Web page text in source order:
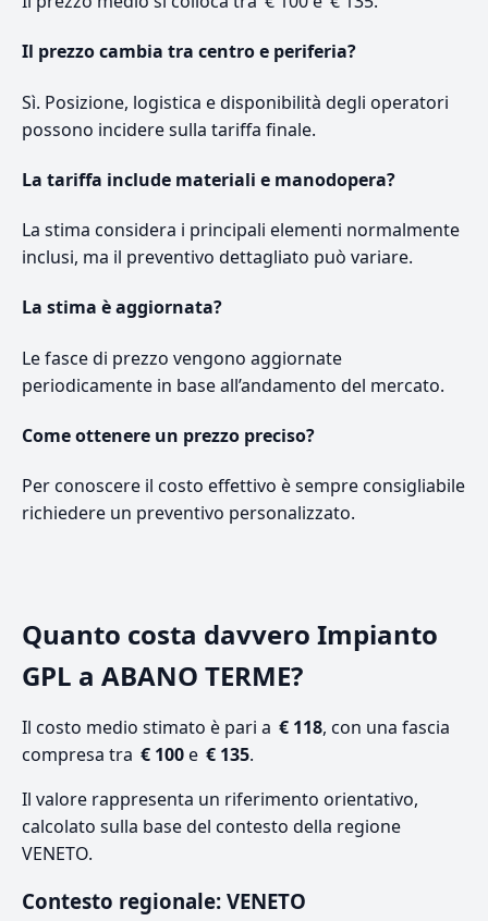
Il prezzo cambia tra centro e periferia?
Sì. Posizione, logistica e disponibilità degli operatori
possono incidere sulla tariffa finale.
La tariffa include materiali e manodopera?
La stima considera i principali elementi normalmente
inclusi, ma il preventivo dettagliato può variare.
La stima è aggiornata?
Le fasce di prezzo vengono aggiornate
periodicamente in base all’andamento del mercato.
Come ottenere un prezzo preciso?
Per conoscere il costo effettivo è sempre consigliabile
richiedere un preventivo personalizzato.
Quanto costa davvero Impianto
GPL a ABANO TERME?
Il costo medio stimato è pari a € 118, con una fascia
compresa tra € 100e € 135.
Il valore rappresenta un riferimento orientativo,
calcolato sulla base del contesto della regione
VENETO.
Contesto regionale: VENETO